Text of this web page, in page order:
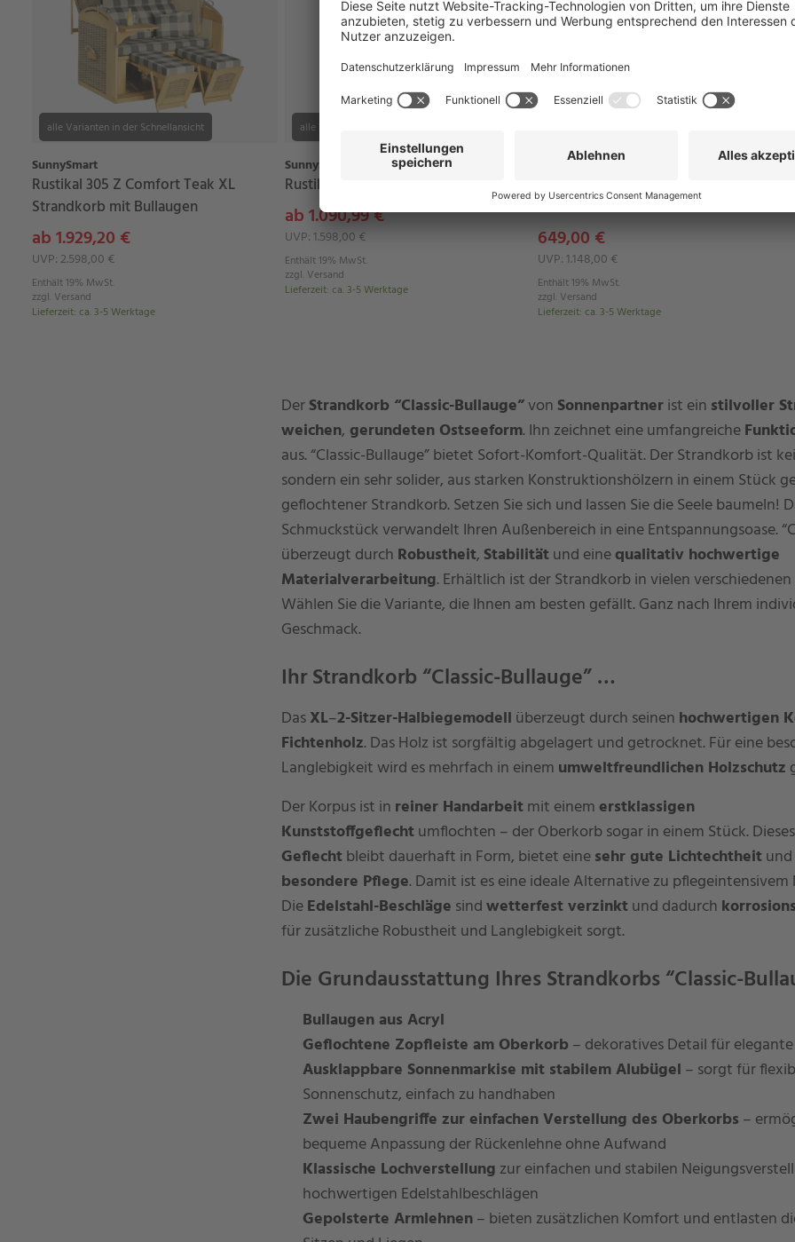
alle Varianten in der Schnellansicht
SunnySmart
Rustikal 305 Z Comfort Teak XL
Strandkorb mit Bullaugen
ab 1.929,20 €
UVP: 2.598,00 €
Enthält 19% MwSt.
zzgl. Versand
Lieferzeit: ca. 3-5 Werktage
alle Varianten in der Schnellansicht
SunnySmart
Rustikal 34 Z Teak XL Strandkorb
ab 1.090,99 €
UVP: 1.598,00 €
Enthält 19% MwSt.
zzgl. Versand
Lieferzeit: ca. 3-5 Werktage
SunnySmart
Strandkorb
649,00 €
UVP: 1.148,00 €
Enthält 19% MwSt.
zzgl. Versand
Lieferzeit: ca. 3-5 Werktage
DerStrandkorb “Classic-Bullauge”von Sonnenpartnerist ein stilvoller
weichen, gerundeten Ostseeform. Ihn zeichnet eine umfangreiche
aus. “Classic-Bullauge” bietet Sofort-Komfort-Qualität. Der Strandkorb ist
sondern ein sehr solider, aus starken Konstruktionshölzern in einem Stück
geflochtener Strandkorb. Setzen Sie sich und lassen Sie die Seele baumeln!
Schmuckstück verwandelt Ihren Außenbereich in eine Entspannungsoase.
überzeugt durch Robustheit, Stabilitätund einequalitativ hochwertige
Materialverarbeitung. Erhältlich ist der Strandkorb in vielen
Wählen Sie die Variante, die Ihnen am besten gefällt. Ganz nach Ihrem
Geschmack.
Ihr Strandkorb “Classic-Bullauge” …
DasXL–2-Sitzer-Halbiegemodell überzeugt durch seinen hochwertigen
Fichtenholz. Das Holz ist sorgfältig abgelagert und getrocknet. Für eine
Langlebigkeit wird es mehrfach in einem umweltfreundlichen Holzschutz
Der Korpus ist in reiner Handarbeitmit einem erstklassigen
Kunststoffgeflechtumflochten – der Oberkorb sogar in einem Stück. Dieses
Geflechtbleibt dauerhaft in Form, bietet einesehr gute Lichtechtheitund
besondere Pflege. Damit ist es eine ideale Alternative zu
DieEdelstahl-Beschläge sindwetterfest verzinktund dadurch
für zusätzliche Robustheit und Langlebigkeit sorgt.
Die Grundausstattung Ihres Strandkorbs “Classic-
Bullaugen aus Acryl
Geflochtene Zopfleiste am Oberkorb – dekoratives Detail für
Ausklappbare Sonnenmarkise mit stabilem Alubügel – sorgt für
Sonnenschutz, einfach zu handhaben
Zwei Haubengriffe zur einfachen Verstellung des Oberkorbs –
bequeme Anpassung der Rückenlehne ohne Aufwand
Klassische Lochverstellung zur einfachen und stabilen
hochwertigen Edelstahlbeschlägen
Gepolsterte Armlehnen– bieten zusätzlichen Komfort und entlasten